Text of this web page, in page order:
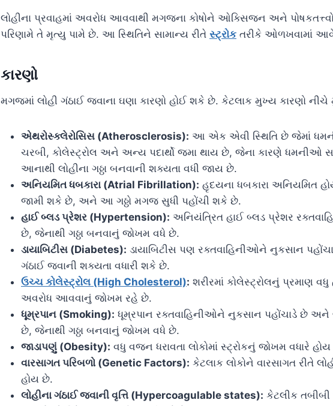
લોહીના પ્રવાહમાં અવરોધ આવવાથી મગજના કોષોને ઓક્સિજન અને
પરિણામે તે મૃત્યુ પામે છે. આ સ્થિતિને સામાન્ય રીતે સ્ટ્રોક તરીકે ઓળખવામાં
કારણો
મગજમાં લોહી ગંઠાઈ જવાના ઘણા કારણો હોઈ શકે છે. કેટલાક મુખ્ય કારણો
એથરોસ્ક્લેરોસિસ (Atherosclerosis): આ એક એવી સ્થિતિ છે જેમાં
ચરબી, કોલેસ્ટ્રોલ અને અન્ય પદાર્થો જમા થાય છે, જેના કારણે
આનાથી લોહીના ગઠ્ઠા બનવાની શક્યતા વધી જાય છે.
અનિયમિત ધબકારા (Atrial Fibrillation): હૃદયના ધબકારા અનિયમિત
જામી શકે છે, અને આ ગઠ્ઠો મગજ સુધી પહોંચી શકે છે.
હાઈ બ્લડ પ્રેશર (Hypertension): અનિયંત્રિત હાઈ બ્લડ પ્રેશર
છે, જેનાથી ગઠ્ઠા બનવાનું જોખમ વધે છે.
ડાયાબિટીસ (Diabetes): ડાયાબિટીસ પણ રક્તવાહિનીઓને નુકસાન
ગંઠાઈ જવાની શક્યતા વધારી શકે છે.
ઉચ્ચ કોલેસ્ટ્રોલ (High Cholesterol): શરીરમાં કોલેસ્ટ્રોલનું પ્રમાણ
અવરોધ આવવાનું જોખમ રહે છે.
ધૂમ્રપાન (Smoking): ધૂમ્રપાન રક્તવાહિનીઓને નુકસાન પહોંચાડે છે અને
છે, જેનાથી ગઠ્ઠા બનવાનું જોખમ વધે છે.
જાડાપણું (Obesity): વધુ વજન ધરાવતા લોકોમાં સ્ટ્રોકનું જોખમ વધારે
વારસાગત પરિબળો (Genetic Factors): કેટલાક લોકોને વારસાગત રીતે
હોય છે.
લોહીના ગંઠાઈ જવાની વૃત્તિ (Hypercoagulable states): કેટલીક